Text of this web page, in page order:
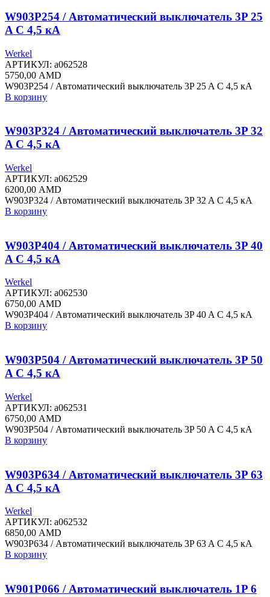
W903P254 / Автоматический выключатель 3P 25
A C 4,5 кА
Werkel
АРТИКУЛ: a062528
5750,00 AMD
W903P254 / Автоматический выключатель 3P 25 A C 4,5 кА
В корзину
W903P324 / Автоматический выключатель 3P 32
A C 4,5 кА
Werkel
АРТИКУЛ: a062529
6200,00 AMD
W903P324 / Автоматический выключатель 3P 32 A C 4,5 кА
В корзину
W903P404 / Автоматический выключатель 3P 40
A C 4,5 кА
Werkel
АРТИКУЛ: a062530
6750,00 AMD
W903P404 / Автоматический выключатель 3P 40 A C 4,5 кА
В корзину
W903P504 / Автоматический выключатель 3P 50
A C 4,5 кА
Werkel
АРТИКУЛ: a062531
6750,00 AMD
W903P504 / Автоматический выключатель 3P 50 A C 4,5 кА
В корзину
W903P634 / Автоматический выключатель 3P 63
A C 4,5 кА
Werkel
АРТИКУЛ: a062532
6850,00 AMD
W903P634 / Автоматический выключатель 3P 63 A C 4,5 кА
В корзину
W901P066 / Автоматический выключатель 1P 6